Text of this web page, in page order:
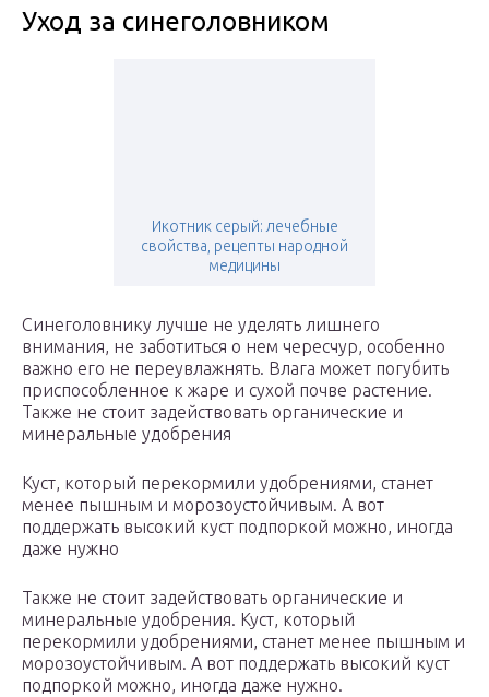
Уход за синеголовником
Икотник серый: лечебные
свойства, рецепты народной
медицины
Синеголовнику лучше не уделять лишнего
внимания, не заботиться о нем чересчур, особенно
важно его не переувлажнять. Влага может погубить
приспособленное к жаре и сухой почве растение.
Также не стоит задействовать органические и
минеральные удобрения
Куст, который перекормили удобрениями, станет
менее пышным и морозоустойчивым. А вот
поддержать высокий куст подпоркой можно, иногда
даже нужно
Также не стоит задействовать органические и
минеральные удобрения. Куст, который
перекормили удобрениями, станет менее пышным и
морозоустойчивым. А вот поддержать высокий куст
подпоркой можно, иногда даже нужно.